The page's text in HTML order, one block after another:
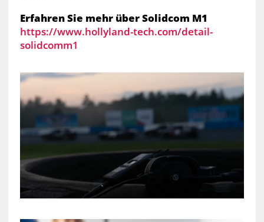
Erfahren Sie mehr über Solidcom M1
https://www.hollyland-tech.com/detail-
solidcomm1